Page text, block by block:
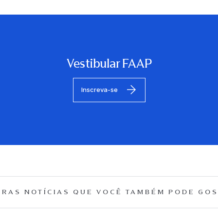
Vestibular FAAP
Inscreva-se
NOTÍCIAS QUE VOCÊ TAMBÉM PODE